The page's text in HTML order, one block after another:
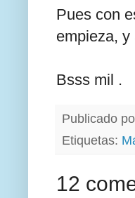
Pues con
empieza, y
Bsss mil .
Publicado
Etiquetas:
12